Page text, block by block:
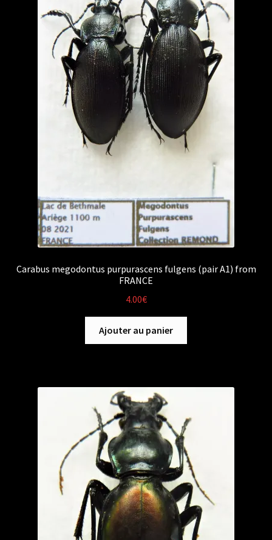
Carabus megodontus purpurascens fulgens (pair A1) from
FRANCE
4.00€
Ajouter au panier